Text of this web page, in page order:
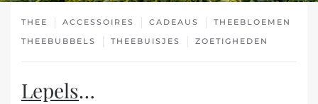
THEE ACCESSOIRES CADEAUS
THEEBLOEMEN
THEEBUBBELS
THEEBUISJES ZOETIGHEDEN
Lepels…